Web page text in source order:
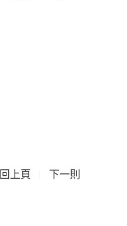
回上頁 下一則